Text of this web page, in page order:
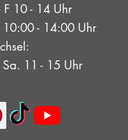
F 10 - 14 Uhr
10:00 - 14:00 Uhr
Sa. 11 - 15 Uhr